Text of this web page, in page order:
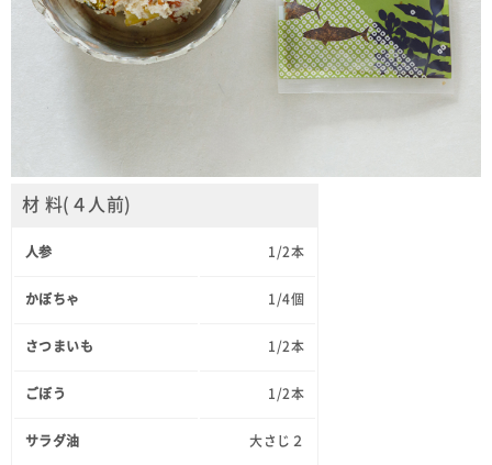
材 料(４人前)
人参 1/2本
かぼちゃ 1/4個
さつまいも 1/2本
ごぼう 1/2本
サラダ油 大さじ２